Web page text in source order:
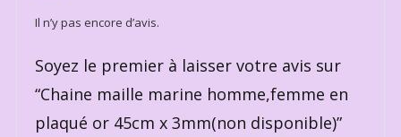
Il n’y pas encore d’avis.
Soyez le premier à laisser votre avis sur
“Chaine maille marine homme,femme en
plaqué or 45cm x 3mm(non disponible)”